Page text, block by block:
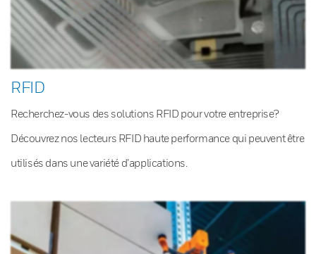
RFID
Recherchez-vous des solutions RFID pour votre entreprise?
Découvrez nos lecteurs RFID haute performance qui peuvent être
utilisés dans une variété d’applications.